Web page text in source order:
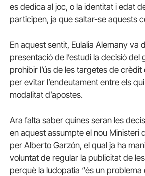
es dedica al joc, o la identitat i edat
participen, ja que saltar-se aquests
En aquest sentit, Eulalia Alemany va
presentació de l’estudi la decisió del
prohibir l’ús de les targetes de crèdit
per evitar l’endeutament entre els
modalitat d’apostes.
Ara falta saber quines seran les
en aquest assumpte el nou Ministeri
per Alberto Garzón, el qual ja ha
voluntat de regular la publicitat de
perquè la ludopatia “és un problema